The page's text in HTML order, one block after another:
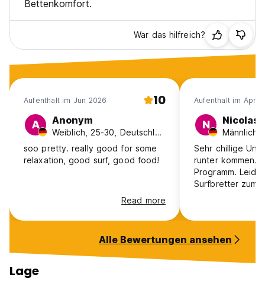
Bettenkomfort.
War das hilfreich?
Aufenthalt im Jun 2026 10
A Anonym
Weiblich, 25-30, Deutschland
soo pretty. really good for some
relaxation, good surf, good food!
Read more
Aufenthalt im Apr
N Nicolas
Sehr chillige
runter kommen.
Programm. Leider waren die
Surfbretter zum
Alle Bewertungen ansehen
Lage